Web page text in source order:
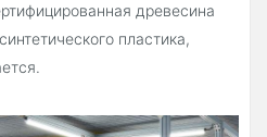
древесина
пластика,